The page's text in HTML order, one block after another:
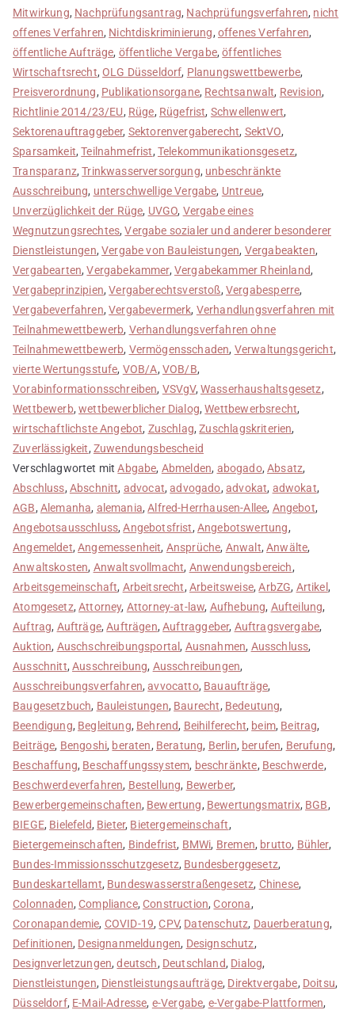
Mitwirkung, Nachprüfungsantrag, Nachprüfungsverfahren, nicht
offenes Verfahren, Nichtdiskriminierung, offenes Verfahren,
öffentliche Aufträge, öffentliche Vergabe,öffentliches
Wirtschaftsrecht,OLG Düsseldorf, Planungswettbewerbe,
Preisverordnung, Publikationsorgane, Rechtsanwalt, Revision,
Richtlinie 2014/23/EU, Rüge, Rügefrist, Schwellenwert,
Sektorenauftraggeber, Sektorenvergaberecht, SektVO,
Sparsamkeit,Teilnahmefrist, Telekommunikationsgesetz,
Transparanz,Trinkwasserversorgung, unbeschränkte
Ausschreibung, unterschwellige Vergabe, Untreue,
Unverzüglichkeit der Rüge, UVGO, Vergabe eines
Wegnutzungsrechtes,Vergabe sozialer und anderer besonderer
Dienstleistungen,Vergabe von Bauleistungen, Vergabeakten,
Vergabearten,Vergabekammer, Vergabekammer Rheinland,
Vergabeprinzipien,Vergaberechtsverstoß, Vergabesperre,
Vergabeverfahren,Vergabevermerk, Verhandlungsverfahren mit
Teilnahmewettbewerb, Verhandlungsverfahren ohne
Teilnahmewettbewerb, Vermögensschaden, Verwaltungsgericht,
vierte Wertungsstufe, VOB/A, VOB/B,
Vorabinformationsschreiben, VSVgV, Wasserhaushaltsgesetz,
Wettbewerb,wettbewerblicher Dialog,Wettbewerbsrecht,
wirtschaftlichste Angebot, Zuschlag,Zuschlagskriterien,
Zuverlässigkeit, Zuwendungsbescheid
Verschlagwortet mitAbgabe, Abmelden, abogado,Absatz,
Abschluss, Abschnitt, advocat,advogado,advokat, adwokat,
AGB, Alemanha, alemania,Alfred-Herrhausen-Allee, Angebot,
Angebotsausschluss,Angebotsfrist, Angebotswertung,
Angemeldet,Angemessenheit, Ansprüche, Anwalt,Anwälte,
Anwaltskosten, Anwaltsvollmacht, Anwendungsbereich,
Arbeitsgemeinschaft, Arbeitsrecht, Arbeitsweise,ArbZG, Artikel ,
Atomgesetz,Attorney, Attorney-at-law, Aufhebung, Aufteilung,
Auftrag, Aufträge,Aufträgen,Auftraggeber, Auftragsvergabe,
Auktion, Auschschreibungsportal, Ausnahmen, Ausschluss,
Ausschnitt,Ausschreibung, Ausschreibungen,
Ausschreibungsverfahren,avvocatto, Bauaufträge,
Baugesetzbuch, Bauleistungen, Baurecht, Bedeutung,
Beendigung, Begleitung, Behrend, Beihilferecht, beim, Beitrag,
Beiträge, Bengoshi, beraten, Beratung, Berlin, berufen, Berufung,
Beschaffung, Beschaffungssystem, beschränkte, Beschwerde,
Beschwerdeverfahren, Bestellung, Bewerber,
Bewerbergemeinschaften, Bewertung, Bewertungsmatrix, BGB,
BIEGE, Bielefeld, Bieter, Bietergemeinschaft,
Bietergemeinschaften, Bindefrist, BMWi, Bremen, brutto, Bühler,
Bundes-Immissionsschutzgesetz, Bundesberggesetz,
Bundeskartellamt, Bundeswasserstraßengesetz, Chinese,
Colonnaden,Compliance,Construction,Corona,
Coronapandemie, COVID-19,CPV, Datenschutz, Dauerberatung,
Definitionen, Designanmeldungen, Designschutz,
Designverletzungen,deutsch, Deutschland, Dialog,
Dienstleistungen, Dienstleistungsaufträge, Direktvergabe, Doitsu,
Düsseldorf, E-Mail-Adresse, e-Vergabe, e-Vergabe-Plattformen,